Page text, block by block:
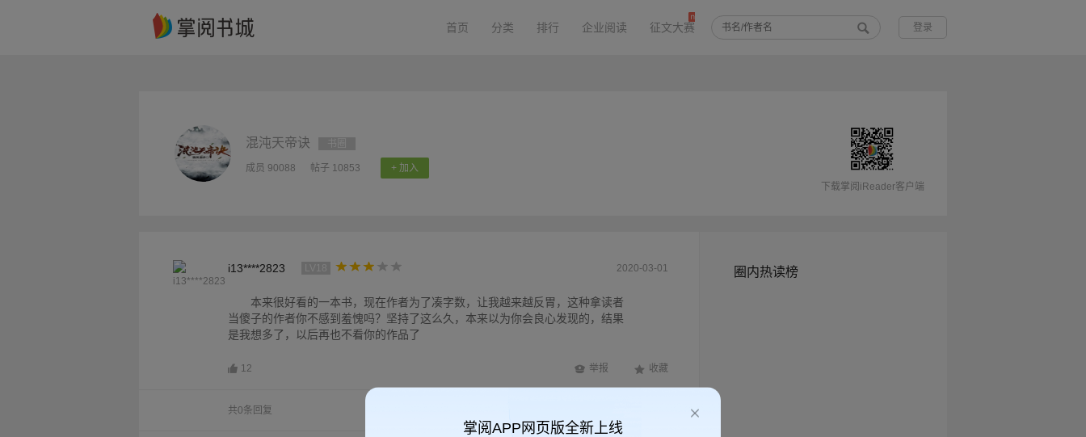
首页 分类 排行 企业阅读 征文大赛 登录
混沌天帝诀
成员 90088 帖子 10853
+ 加入
下载掌阅iReader客户端
i13****2823 2020-03-01
本来很好看的一本书，现在作者为了凑字数，让我越来越反胃，这种拿读者
当傻子的作者你不感到羞愧吗？坚持了这么久，本来以为你会良心发现的，结果
是我想多了，以后再也不看你的作品了
12 举报 收藏
共0条回复
圈内热读榜
掌阅APP网页版全新上线